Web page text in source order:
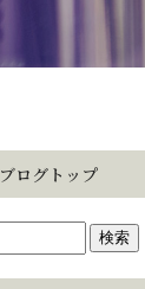
ブログトップ